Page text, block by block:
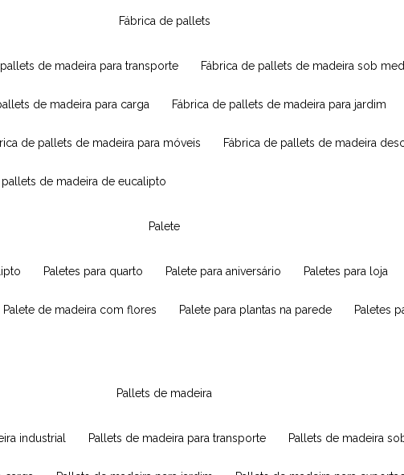
fábrica de pallets
de madeira para transporte fábrica de pallets de madeira sob
de madeira para carga fábrica de pallets de madeira para jardim
de pallets de madeira para móveis fábrica de pallets de madeira
pallets de madeira de eucalipto
palete
paletes para quarto palete para aniversário paletes para loja
palete de madeira com flores palete para plantas na parede paletes
pallets de madeira
industrial pallets de madeira para transporte pallets de madeira